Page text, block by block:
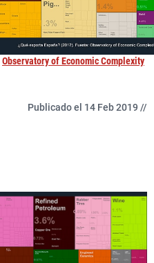
Observatory of Economic Complexity
Publicado el 14 Feb 2019 //